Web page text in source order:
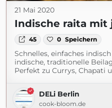
21 Mai 2020
Indische raita
45 0 Speichern
Schnelles, einfaches
indische, traditionelle
Perfekt zu Currys, Chapati
DELi Berlin
cook-bloom.de